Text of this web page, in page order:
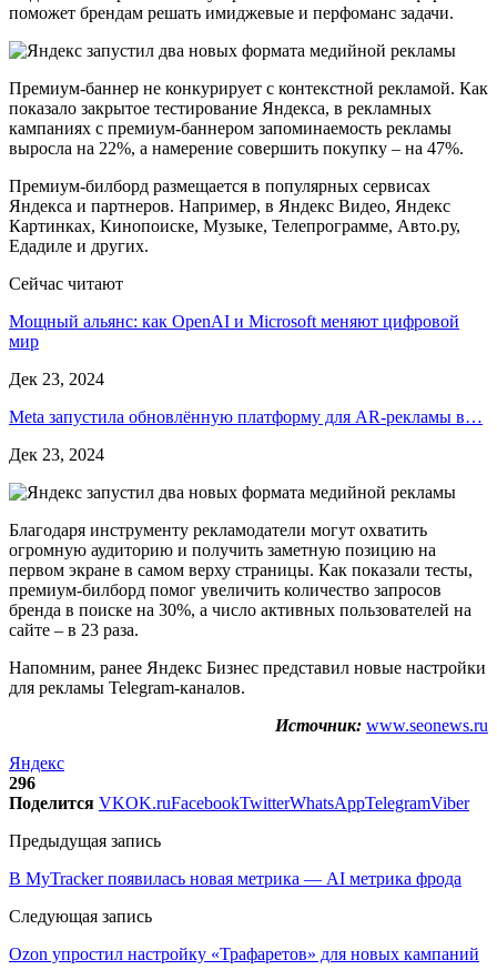
поможет брендам решать имиджевые и перфоманс задачи.
Премиум-баннер не конкурирует с контекстной рекламой. Как
показало закрытое тестирование Яндекса, в рекламных
кампаниях с премиум-баннером запоминаемость рекламы
выросла на 22%, а намерение совершить покупку – на 47%.
Премиум-билборд размещается в популярных сервисах
Яндекса и партнеров. Например, в Яндекс Видео, Яндекс
Картинках, Кинопоиске, Музыке, Телепрограмме, Авто.ру,
Едадиле и других.
Сейчас читают
Мощный альянс: как OpenAI и Microsoft меняют цифровой
мир
Дек 23, 2024
Meta запустила обновлённую платформу для AR-рекламы в…
Дек 23, 2024
Благодаря инструменту рекламодатели могут охватить
огромную аудиторию и получить заметную позицию на
первом экране в самом верху страницы. Как показали тесты,
премиум-билборд помог увеличить количество запросов
бренда в поиске на 30%, а число активных пользователей на
сайте – в 23 раза.
Напомним, ранее Яндекс Бизнес представил новые настройки
для рекламы Telegram-каналов.
Источник: www.seonews.ru
Яндекс
296
Поделится VKOK.ruFacebookTwitterWhatsAppTelegramViber
Предыдущая запись
В MyTracker появилась новая метрика — AI метрика фрода
Следующая запись
Ozon упростил настройку «Трафаретов» для новых кампаний